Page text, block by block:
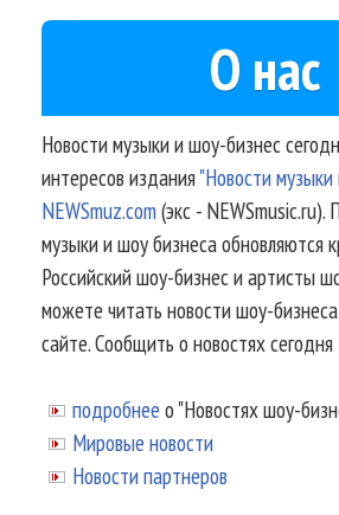
О нас
Новости музыки и шоу-бизнес
интересов издания"Новости
NEWSmuz.com(экс -
музыки и шоу бизнеса обновляются
Российский шоу-бизнес и артисты
можете читать новости шоу-
сайте. Сообщить о новостях
подробнее о "Новостях шоу-
Мировые новости
Новости партнеров